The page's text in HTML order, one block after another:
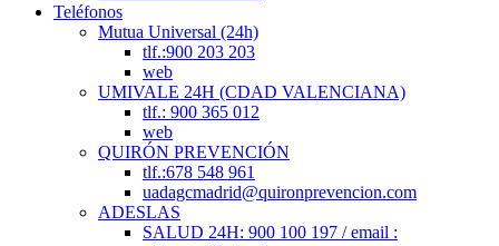
Teléfonos
Mutua Universal (24h)
tlf.:900 203 203
web
UMIVALE 24H (CDAD VALENCIANA)
tlf.: 900 365 012
web
QUIRÓN PREVENCIÓN
tlf.:678 548 961
uadagcmadrid@quironprevencion.com
ADESLAS
SALUD 24H: 900 100 197 / email :